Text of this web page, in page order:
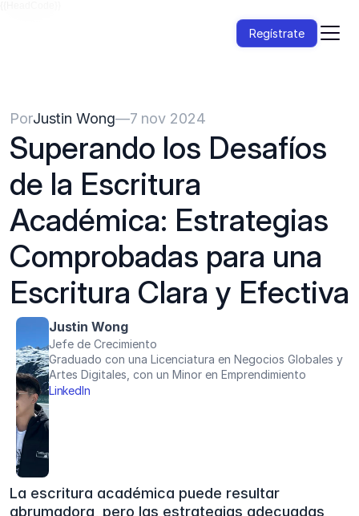
Regístrate
PorJustin Wong—7 nov 2024
Superando los Desafíos
de la Escritura
Académica: Estrategias
Comprobadas para una
Escritura Clara y Efectiva
Justin Wong
Jefe de Crecimiento
Graduado con una Licenciatura en Negocios Globales y
Artes Digitales, con un Minor en Emprendimiento
LinkedIn
La escritura académica puede resultar
abrumadora, pero las estrategias adecuadas